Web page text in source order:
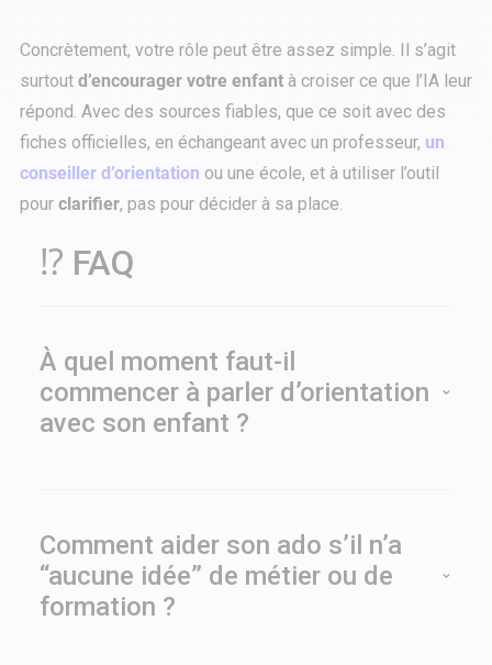
Concrètement, votre rôle peut être assez simple. Il s’agit
surtout d’encourager votre enfant à croiser ce que l’IA leur
répond. Avec des sources fiables, que ce soit avec des
fiches officielles, en échangeant avec un professeur, un
conseiller d’orientation ou une école, et à utiliser l’outil
pour clarifier, pas pour décider à sa place.
⁉️ FAQ
À quel moment faut-il
commencer à parler d’orientation
avec son enfant ?
aimées/détestées, rythme de travail,
environnement souhaité.
Comment aider son ado s’il n’a
“aucune idée” de métier ou de
formation ?